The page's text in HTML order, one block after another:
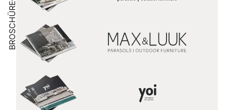
BROSCHÜRE